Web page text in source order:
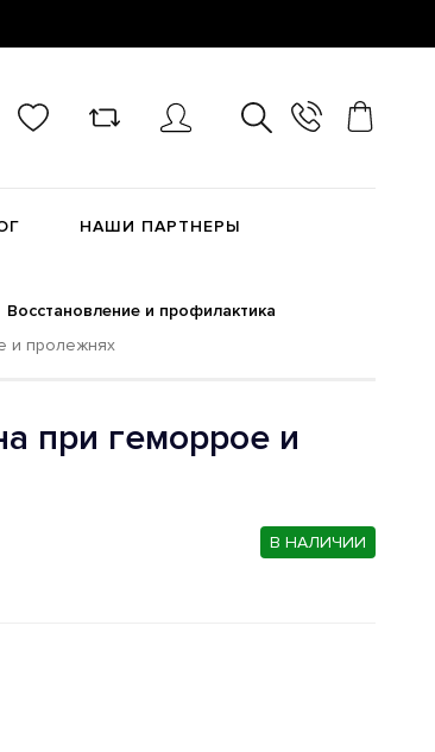
НАШИ ПАРТНЕРЫ
Восстановление и профилактика
и пролежнях
при геморрое и
В НАЛИЧИИ